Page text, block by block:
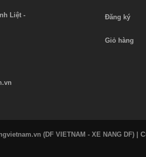
Liệt -
Đăng ký
Giỏ hàng
(DF VIETNAM - XE NANG DF)